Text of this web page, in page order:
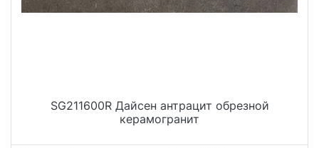
SG211600R Дайсен антрацит обрезной
керамогранит